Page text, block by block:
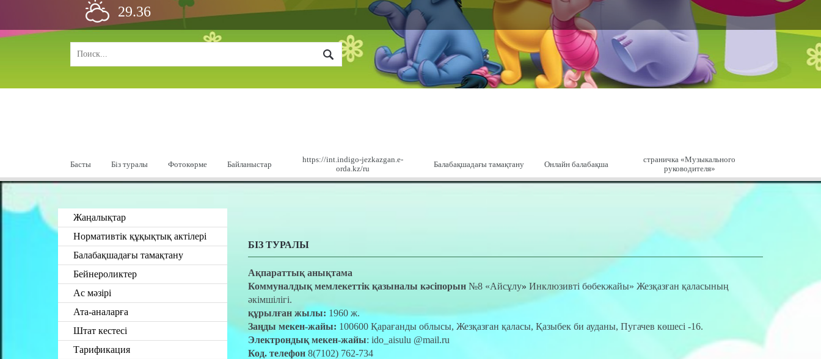
29.36
Басты Біз туралы Фотокөрме Байланыстар
https://int.indigo-jezkazgan.e-
orda.kz/ru
Балабақшадағы тамақтану Онлайн балабақша
страничка «Музыкального
руководителя»
Жаңалықтар
Нормативтік құқықтық актілері
Балабақшадағы тамақтану
Бейнероликтер
Ас мәзірі
Ата-аналарға
Штат кестесі
Тарификация
БІЗ ТУРАЛЫ
Ақпараттық анықтама
Коммуналдық мемлекеттік қазыналы кәсіпорын№8 «Айсұлу»Инклюзивті бөбекжайы» Жезқазған қаласының
әкімшілігі.
құрылған жылы: 1960 ж.
Заңды мекен-жайы: 100600 Қарағанды облысы, Жезқазған қаласы, Қазыбек би ауданы, Пугачев көшесі -16.
Электрондық мекен-жайы: ido_aisulu @mail.ru
Код. телефон8(7102) 762-734